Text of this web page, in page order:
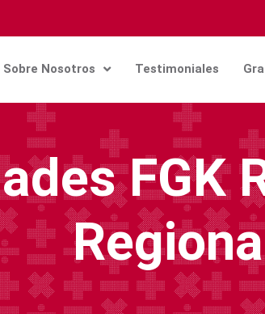
Sobre Nosotros Testimoniales
FGK